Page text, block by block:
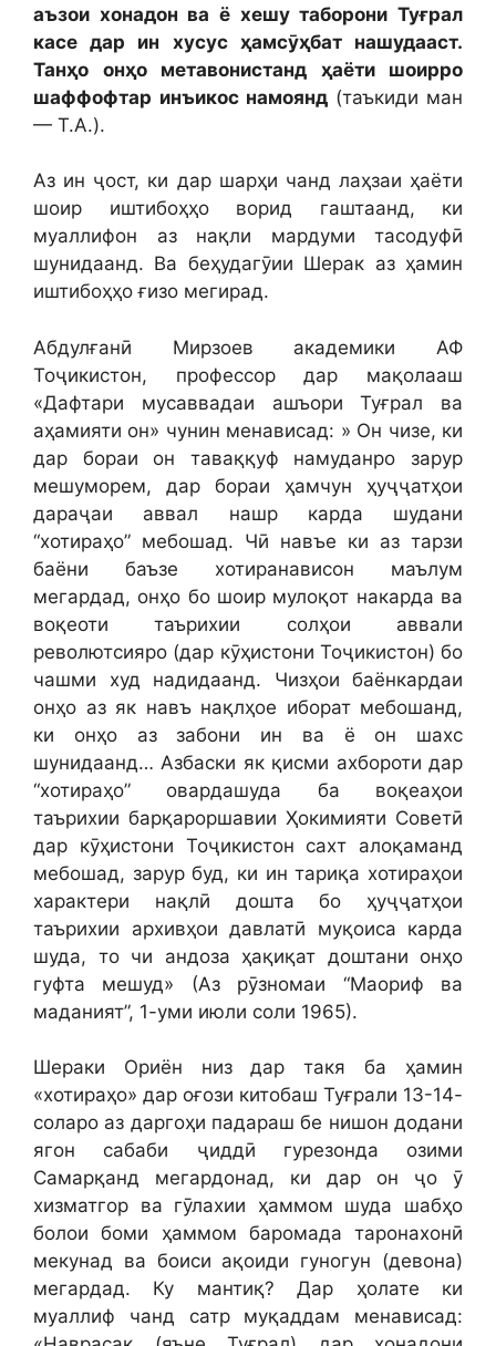
аъзои хонадон ва ё хешу таборони Туғрал
касе дар ин хусус ҳамсӯҳбат нашудааст.
Танҳо онҳо метавонистанд ҳаёти шоирро
шаффофтар инъикос намоянд (таъкиди ман
— Т.А.).
Аз ин ҷост, ки дар шарҳи чанд лаҳзаи ҳаёти
шоир иштибоҳҳо ворид гаштаанд, ки
муаллифон аз нақли мардуми тасодуфӣ
шунидаанд. Ва беҳудагӯии Шерак аз ҳамин
иштибоҳҳо ғизо мегирад.
Абдулғанӣ Мирзоев академики АФ
Тоҷикистон, профессор дар мақолааш
«Дафтари мусаввадаи ашъори Туғрал ва
аҳамияти он» чунин менависад: » Он чизе, ки
дар бораи он таваққуф намуданро зарур
мешуморем, дар бораи ҳамчун ҳуҷҷатҳои
дараҷаи аввал нашр карда шудани
“хотираҳо” мебошад. Чӣ навъе ки аз тарзи
баёни баъзе хотиранависон маълум
мегардад, онҳо бо шоир мулоқот накарда ва
воқеоти таърихии солҳои аввали
револютсияро (дар кӯҳистони Тоҷикистон) бо
чашми худ надидаанд. Чизҳои баёнкардаи
онҳо аз як навъ нақлҳое иборат мебошанд,
ки онҳо аз забони ин ва ё он шахс
шунидаанд… Азбаски як қисми ахбороти дар
“хотираҳо” овардашуда ба воқеаҳои
таърихии барқароршавии Ҳокимияти Советӣ
дар кӯҳистони Тоҷикистон сахт алоқаманд
мебошад, зарур буд, ки ин тариқа хотираҳои
характери нақлӣ дошта бо ҳуҷҷатҳои
таърихии архивҳои давлатӣ муқоиса карда
шуда, то чи андоза ҳақиқат доштани онҳо
гуфта мешуд» (Аз рӯзномаи “Маориф ва
маданият”, 1-уми июли соли 1965).
Шераки Ориён низ дар такя ба ҳамин
«хотираҳо» дар оғози китобаш Туғрали 13-14-
соларо аз даргоҳи падараш бе нишон додани
ягон сабаби ҷиддӣ гурезонда озими
Самарқанд мегардонад, ки дар он ҷо ӯ
хизматгор ва гӯлахии ҳаммом шуда шабҳо
болои боми ҳаммом баромада таронахонӣ
мекунад ва боиси ақоиди гуногун (девона)
мегардад. Ку мантиқ? Дар ҳолате ки
муаллиф чанд сатр муқаддам менависад: